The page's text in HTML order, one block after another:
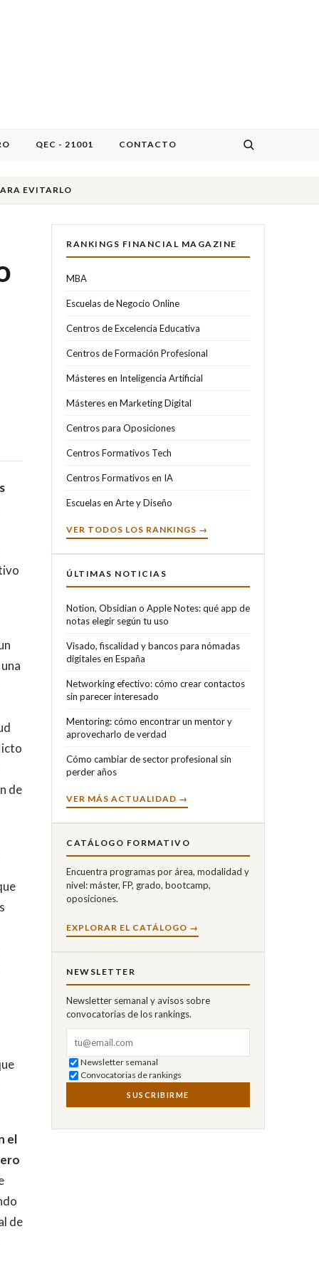
QEC - 21001 CONTACTO
EVITARLO
de
el
de
RANKINGS FINANCIAL MAGAZINE
MBA
Escuelas de Negocio Online
Centros de Excelencia Educativa
Centros de Formación Profesional
Másteres en Inteligencia Artificial
Másteres en Marketing Digital
Centros para Oposiciones
Centros Formativos Tech
Centros Formativos en IA
Escuelas en Arte y Diseño
VER TODOS LOS RANKINGS →
ÚLTIMAS NOTICIAS
Notion, Obsidian o Apple Notes: qué app de
notas elegir según tu uso
Visado, fiscalidad y bancos para nómadas
digitales en España
Networking efectivo: cómo crear contactos
sin parecer interesado
Mentoring: cómo encontrar un mentor y
aprovecharlo de verdad
Cómo cambiar de sector profesional sin
perder años
VER MÁS ACTUALIDAD →
CATÁLOGO FORMATIVO
Encuentra programas por área, modalidad y
nivel: máster, FP, grado, bootcamp,
oposiciones.
EXPLORAR EL CATÁLOGO →
NEWSLETTER
Newsletter semanal y avisos sobre
convocatorias de los rankings.
Newsletter semanal
Convocatorias de rankings
SUSCRIBIRME